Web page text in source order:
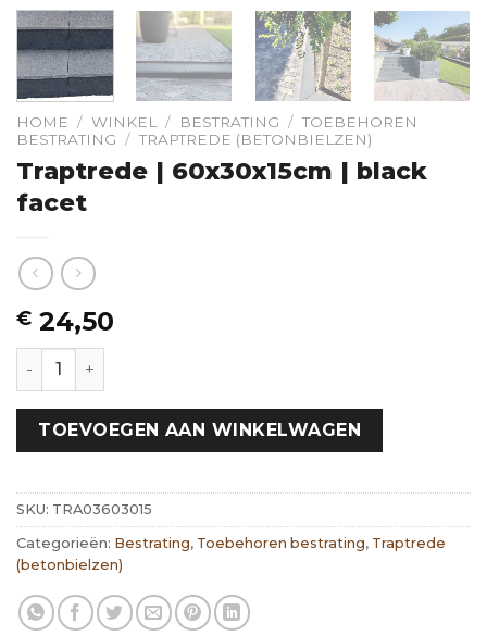
HOME / WINKEL / BESTRATING / TOEBEHOREN
BESTRATING / TRAPTREDE (BETONBIELZEN)
Traptrede | 60x30x15cm | black
facet
€ 24,50
Traptrede | 60x30x15cm | black facet hoeveelheid
TOEVOEGEN AAN WINKELWAGEN
SKU: TRA03603015
Categorieën: Bestrating, Toebehoren bestrating, Traptrede
(betonbielzen)